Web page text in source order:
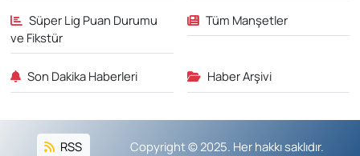
Süper Lig Puan Durumu
ve Fikstür
Tüm Manşetler
Son Dakika Haberleri Haber Arşivi
RSS Copyright © 2025. Her hakkı saklıdır.